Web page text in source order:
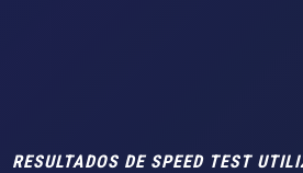
RESULTADOS DE SPEED TEST